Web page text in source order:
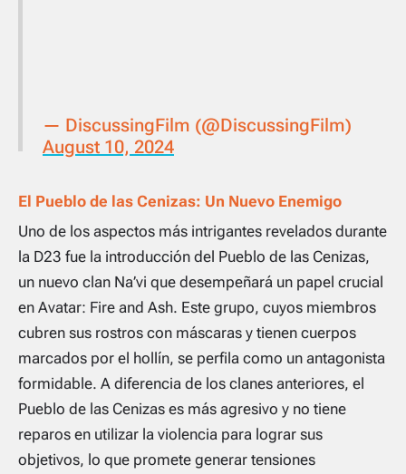
— DiscussingFilm (@DiscussingFilm)
August 10, 2024
El Pueblo de las Cenizas: Un Nuevo Enemigo
Uno de los aspectos más intrigantes revelados durante
la D23 fue la introducción del Pueblo de las Cenizas,
un nuevo clan Na’vi que desempeñará un papel crucial
en Avatar: Fire and Ash. Este grupo, cuyos miembros
cubren sus rostros con máscaras y tienen cuerpos
marcados por el hollín, se perfila como un antagonista
formidable. A diferencia de los clanes anteriores, el
Pueblo de las Cenizas es más agresivo y no tiene
reparos en utilizar la violencia para lograr sus
objetivos, lo que promete generar tensiones